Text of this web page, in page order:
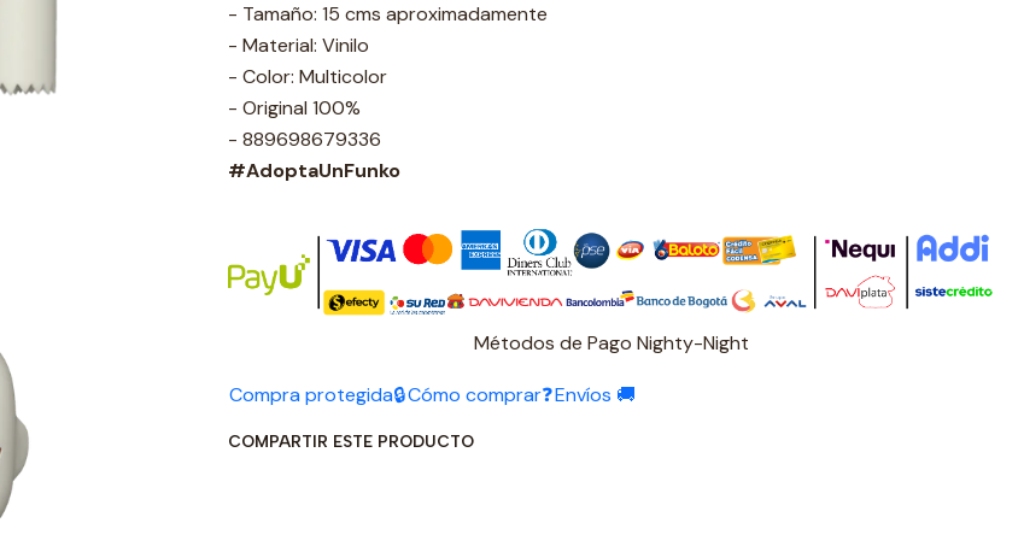
- Tamaño: 15 cms aproximadamente
- Material: Vinilo
- Color: Multicolor
- Original 100%
- 889698679336
#AdoptaUnFunko
Métodos de Pago Nighty-Night
Compra protegida🔒Cómo comprar❓Envíos 🚚
COMPARTIR ESTE PRODUCTO